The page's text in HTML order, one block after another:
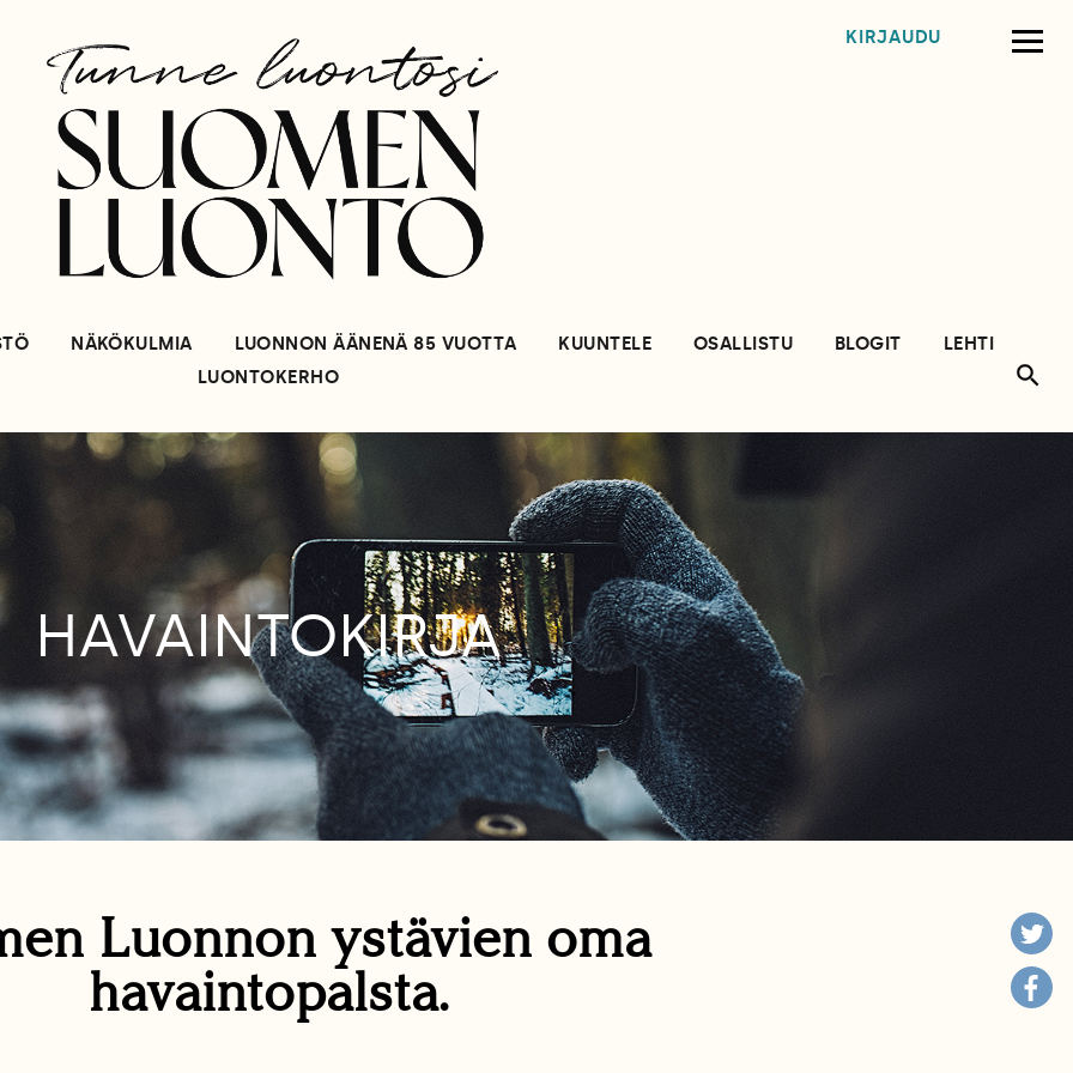
KIRJAUDU
NÄKÖKULMIA LUONNON ÄÄNENÄ 85 VUOTTA KUUNTELE OSALLISTU BLOGIT
LEHTI
LUONTOKERHO
HAVAINTOKIRJA
Luonnon ystävien oma
havaintopalsta.